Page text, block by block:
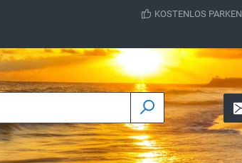
KOSTENLOS PARKEN